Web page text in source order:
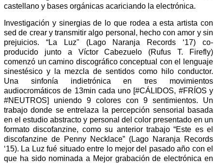
castellano y bases orgánicas acariciando la electrónica.
Investigación y sinergias de lo que rodea a esta artista con
sed de crear y transmitir algo personal, hecho con amor y sin
prejuicios. “La Luz" (Lago Naranja Records ‘17) co-
producido junto a Víctor Cabezuelo (Rufus T. Firefly)
comenzó un camino discográfico conceptual con el lenguaje
sinestésico y la mezcla de sentidos como hilo conductor.
Una sinfonía indietrónica en tres movimientos
audiocromáticos de 13min cada uno [#CÁLIDOS, #FRÍOS y
#NEUTROS] uniendo 9 colores con 9 sentimientos. Un
trabajo donde se entrelaza la percepción sensorial basada
en el estudio abstracto y personal del color presentado en un
formato discofanzine, como su anterior trabajo “Este es el
discofanzine de Penny Necklace” (Lago Naranja Records
‘15). La Luz fué situado entre lo mejor del pasado año con el
que ha sido nominada a Mejor grabación de electrónica en